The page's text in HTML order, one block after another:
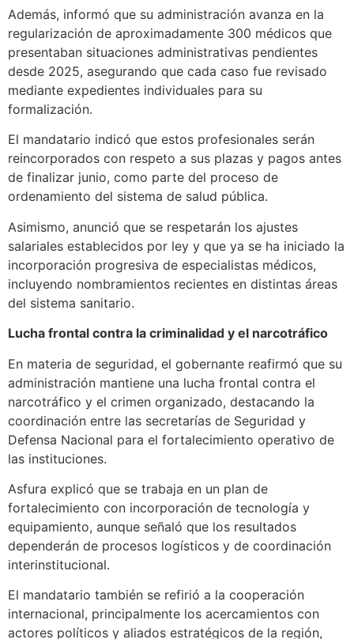
Además, informó que su administración avanza en la
regularización de aproximadamente 300 médicos que
presentaban situaciones administrativas pendientes
desde 2025, asegurando que cada caso fue revisado
mediante expedientes individuales para su
formalización.
El mandatario indicó que estos profesionales serán
reincorporados con respeto a sus plazas y pagos antes
de finalizar junio, como parte del proceso de
ordenamiento del sistema de salud pública.
Asimismo, anunció que se respetarán los ajustes
salariales establecidos por ley y que ya se ha iniciado la
incorporación progresiva de especialistas médicos,
incluyendo nombramientos recientes en distintas áreas
del sistema sanitario.
Lucha frontal contra la criminalidad y el narcotráfico
En materia de seguridad, el gobernante reafirmó que su
administración mantiene una lucha frontal contra el
narcotráfico y el crimen organizado, destacando la
coordinación entre las secretarías de Seguridad y
Defensa Nacional para el fortalecimiento operativo de
las instituciones.
Asfura explicó que se trabaja en un plan de
fortalecimiento con incorporación de tecnología y
equipamiento, aunque señaló que los resultados
dependerán de procesos logísticos y de coordinación
interinstitucional.
El mandatario también se refirió a la cooperación
internacional, principalmente los acercamientos con
actores políticos y aliados estratégicos de la región,